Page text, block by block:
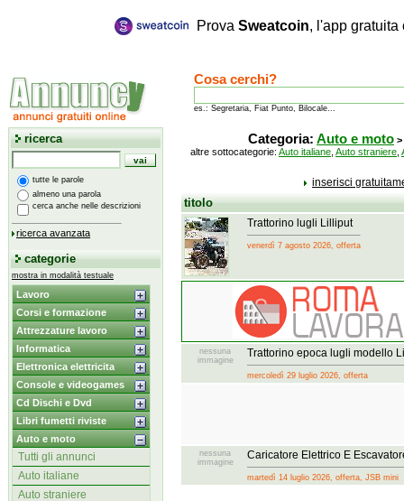
Prova Sweatcoin, l'app
Cosa cerchi?
es.: Segretaria, Fiat Punto, Bilocale...
ricerca
tutte le parole
almeno una parola
cerca anche nelle descrizioni
ricerca avanzata
categorie
mostra in modalità testuale
Lavoro
Corsi e formazione
Attrezzature lavoro
Informatica
Elettronica elettricita
Console e videogames
Cd Dischi e Dvd
Libri fumetti riviste
Auto e moto
Tutti gli annunci
Auto italiane
Auto straniere
Categoria: Auto e moto >
altre sottocategorie: Auto italiane Auto straniere
inserisci
titolo
Trattorino lugli Lilliput
venerdì 7 agosto 2026, offerta
nessuna
immagine
Trattorino epoca lugli modello
mercoledì 29 luglio 2026, offerta
nessuna
immagine
Caricatore Elettrico E
martedì 14 luglio 2026, offerta, JSB mini